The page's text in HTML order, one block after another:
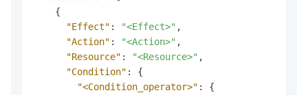
{
"Effect" : "<Effect>" ,
"Action" : "<Action>" ,
"Resource" : "<Resource>" ,
"Condition" :
{
"<Condition_operator>" :
{